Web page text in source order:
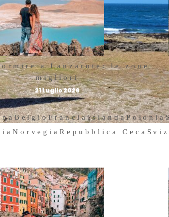
a Lanzarote: le zone
migliori
21 Luglio 2026
BelgioFranciaIslandaPolonia
NorvegiaRepubblica Ceca